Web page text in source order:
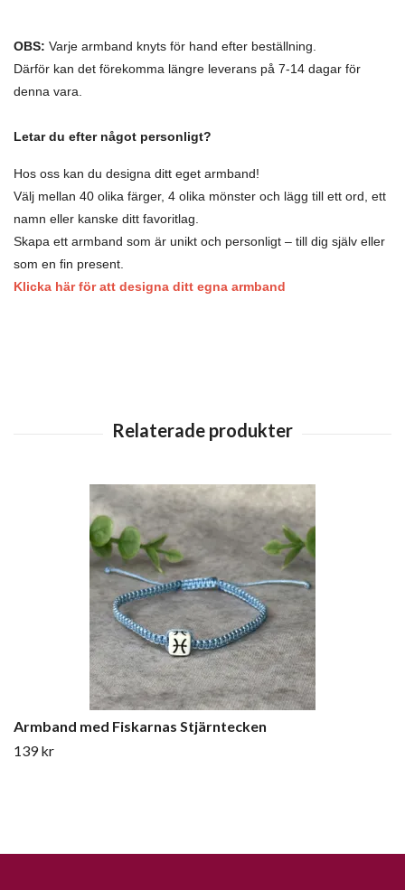
OBS: Varje armband knyts för hand efter beställning.
Därför kan det förekomma längre leverans på 7-14 dagar för
denna vara.
Letar du efter något personligt?
Hos oss kan du designa ditt eget armband!
Välj mellan 40 olika färger, 4 olika mönster och lägg till ett ord, ett
namn eller kanske ditt favoritlag.
Skapa ett armband som är unikt och personligt – till dig själv eller
som en fin present.
Klicka här för att designa ditt egna armband
Armband med Fiskarnas Stjärntecken
139 kr